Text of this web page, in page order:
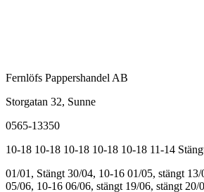
Fernlöfs Pappershandel AB
Storgatan 32, Sunne
0565-13350
10-18 10-18 10-18 10-18 10-18 11-14
01/01, Stängt 30/04, 10-16 01/05, stängt 13/
05/06, 10-16 06/06, stängt 19/06, stängt 20/